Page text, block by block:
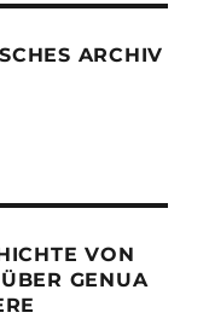
ARCHIV
VON
GENUA